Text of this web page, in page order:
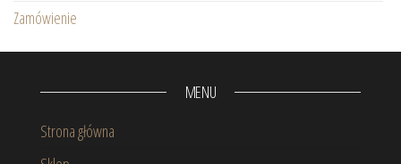
Zamówienie
MENU
Strona główna